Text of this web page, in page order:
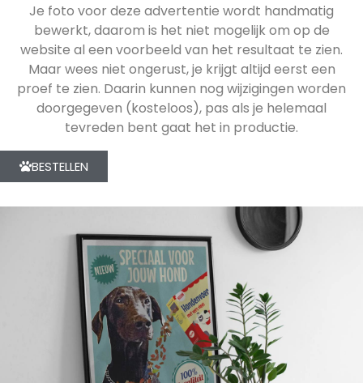
Je foto voor deze advertentie wordt handmatig
bewerkt, daarom is het niet mogelijk om op de
website al een voorbeeld van het resultaat te zien.
Maar wees niet ongerust, je krijgt altijd eerst een
proef te zien. Daarin kunnen nog wijzigingen worden
doorgegeven (kosteloos), pas als je helemaal
tevreden bent gaat het in productie.
BESTELLEN